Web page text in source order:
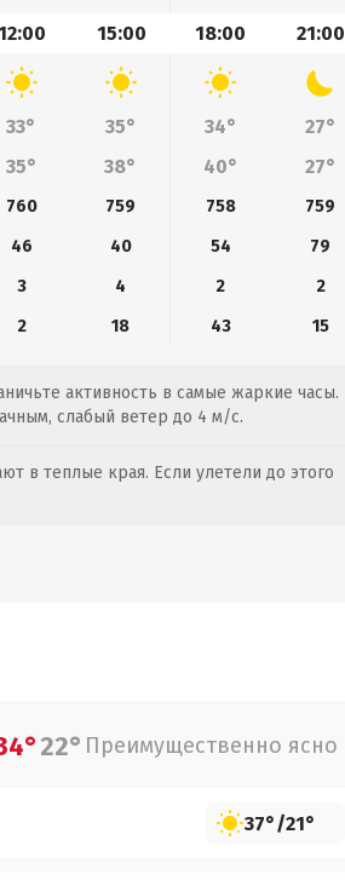
15:00 18:00 21:00
33° 35° 34°
27°
35° 38° 40° 27°
760 759 758
759
46 40 54
79
3 4 2
2
2 18 43 15
активность в самые жаркие часы.
слабый ветер до 4 м/с.
в теплые края. Если улетели до этого
22° Преимущественно ясно
37°/21°